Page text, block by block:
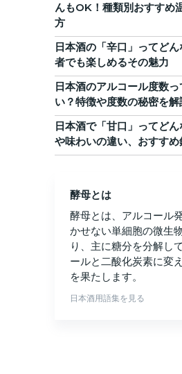
んもOK！種類別おすすめ
方
日本酒の「辛口」ってど
者でも楽しめるその魅力
日本酒のアルコール度数
い？特徴や度数の秘密を解
日本酒で「甘口」ってど
や味わいの違い、おすす
酵母とは
酵母とは、アルコール
かせない単細胞の微生
り、主に糖分を分解し
ールと二酸化炭素に変
を果たします。
日本酒用語集を見る